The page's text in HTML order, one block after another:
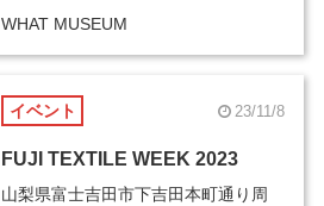
WHAT MUSEUM
イベント 23/11/8
FUJI TEXTILE WEEK 2023
山梨県富士吉田市下吉田本町通り周